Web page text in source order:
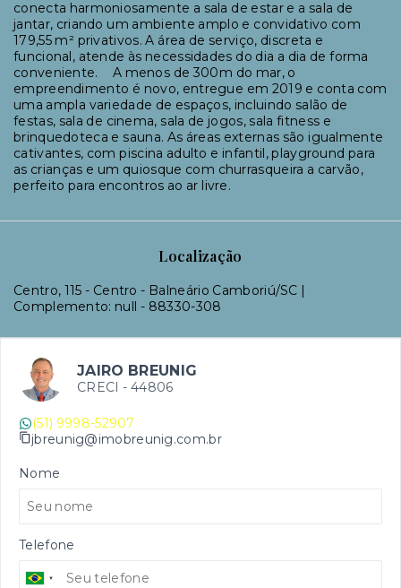
conecta harmoniosamente a sala de estar e a sala de
jantar, criando um ambiente amplo e convidativo com
179,55 m² privativos. A área de serviço, discreta e
funcional, atende às necessidades do dia a dia de forma
conveniente. ㅤㅤㅤㅤㅤㅤㅤㅤㅤㅤㅤㅤㅤㅤㅤㅤㅤㅤㅤㅤㅤㅤㅤㅤㅤㅤㅤㅤㅤㅤ A menos de 300m do mar, o
empreendimento é novo, entregue em 2019 e conta com
uma ampla variedade de espaços, incluindo salão de
festas, sala de cinema, sala de jogos, sala fitness e
brinquedoteca e sauna. As áreas externas são igualmente
cativantes, com piscina adulto e infantil, playground para
as crianças e um quiosque com churrasqueira a carvão,
perfeito para encontros ao ar livre. ㅤㅤㅤㅤㅤㅤㅤㅤㅤㅤㅤㅤ
Localização
Centro, 115 - Centro - Balneário Camboriú/SC |
Complemento: null - 88330-308
JAIRO BREUNIG
CRECI - 44806
(51) 9998-52907
jbreunig@imobreunig.com.br
Nome
Telefone